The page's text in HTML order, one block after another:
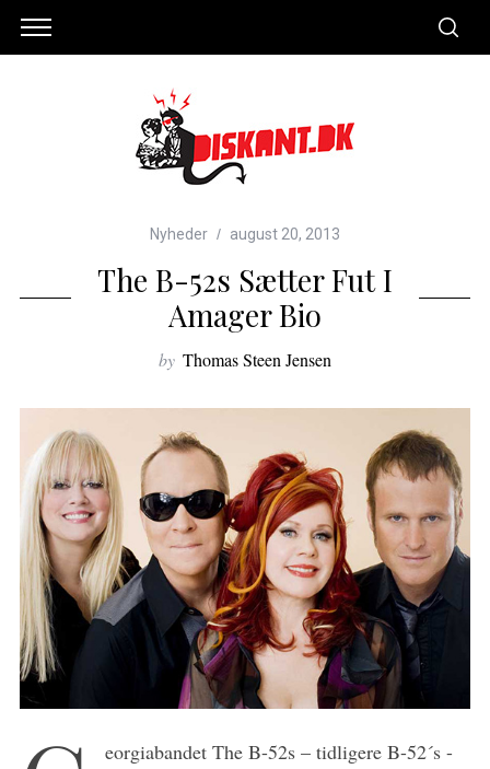
Nyheder august 20, 2013
The B-52s Sætter Fut I
Amager Bio
by Thomas Steen Jensen
eorgiabandet The B-52s – tidligere B-52´s -